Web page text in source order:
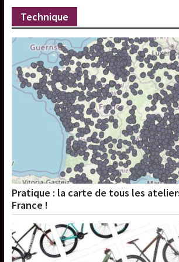
Technique
Pratique : la carte de tous les
France !